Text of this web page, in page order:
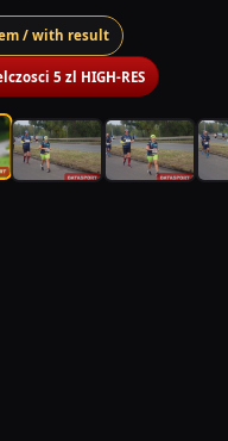
/ with result
5 zl HIGH-RES